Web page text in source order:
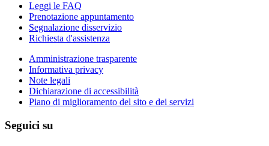
Leggi le FAQ
Prenotazione appuntamento
Segnalazione disservizio
Richiesta d'assistenza
Amministrazione trasparente
Informativa privacy
Note legali
Dichiarazione di accessibilità
Piano di miglioramento del sito e dei servizi
Seguici su